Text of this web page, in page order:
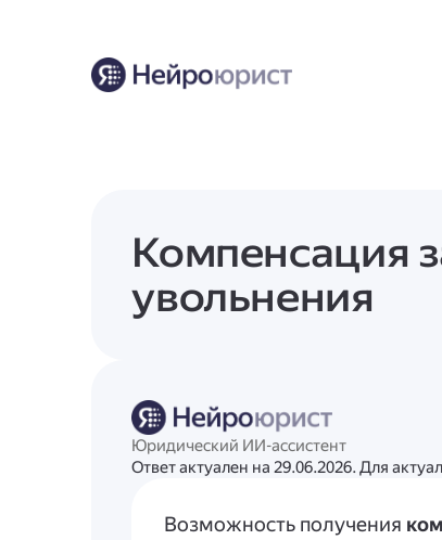
Компенсация
увольнения
Юридический ИИ-ассистент
Ответ актуален на 29.06.2026. Для
Возможность получения